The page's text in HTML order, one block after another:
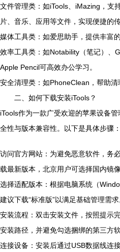
文件管理类：如iTools、iMazing，支
片、音乐、应用等文件，实现便捷的
媒体工具类：如爱思助手，提供丰富
效率工具类：如Notability（笔记）、
Apple Pencil可高效办公学习。
安全清理类：如PhoneClean，帮助清
二、如何下载安装iTools？
iTools作为一款广受欢迎的苹果设备
全性与版本兼容性。以下是具体步骤：
访问官方网站：为避免恶意软件，务
载最新版本，北京用户可选择国内镜
选择适配版本：根据电脑系统（
建议下载“标准版”以满足基础管理需求
安装流程：双击安装文件，按照提示
安装路径，并避免勾选捆绑的第三方软
连接设备：安装后通过USB数据线连